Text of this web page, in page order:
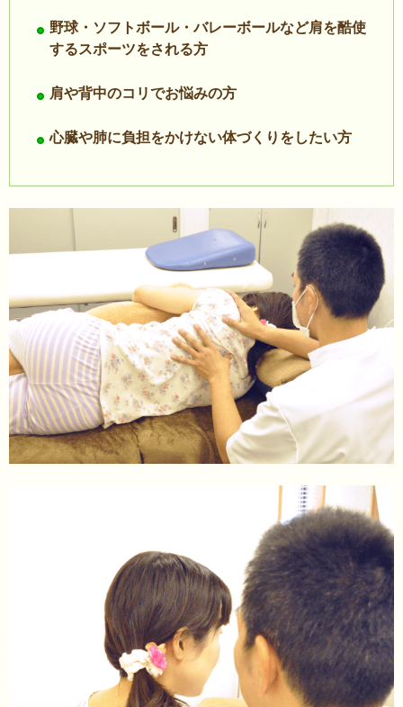
野球・ソフトボール・バレーボールなど肩を酷使
するスポーツをされる方
肩や背中のコリでお悩みの方
心臓や肺に負担をかけない体づくりをしたい方